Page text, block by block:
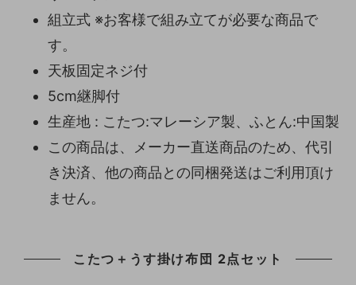
組立式 ※お客様で組み立てが必要な商品で
す。
天板固定ネジ付
5cm継脚付
生産地 : こたつ:マレーシア製、ふとん:中国製
この商品は、メーカー直送商品のため、代引
き決済、他の商品との同梱発送はご利用頂け
ません。
こたつ＋うす掛け布団 2点セット